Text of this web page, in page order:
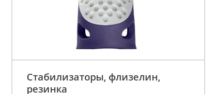
Стабилизаторы, флизелин,
резинка